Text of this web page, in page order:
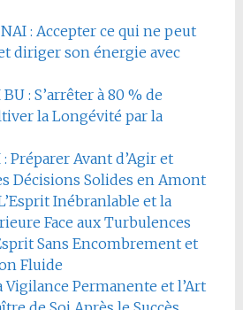
: Accepter ce qui ne peut
diriger son énergie avec
: S’arrêter à 80 % de
la Longévité par la
: Préparer Avant d’Agir et
Décisions Solides en Amont
Inébranlable et la
Face aux Turbulences
Sans Encombrement et
Fluide
Vigilance Permanente et l’Art